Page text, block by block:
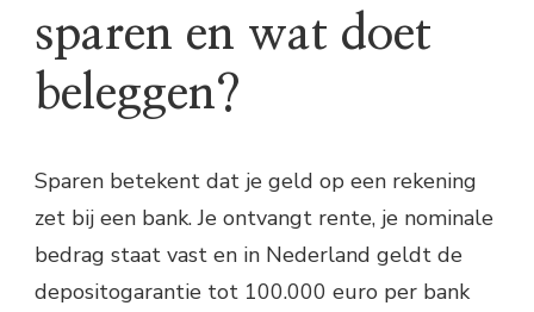
sparen en wat doet
beleggen?
Sparen betekent dat je geld op een rekening
zet bij een bank. Je ontvangt rente, je nominale
bedrag staat vast en in Nederland geldt de
depositogarantie tot 100.000 euro per bank